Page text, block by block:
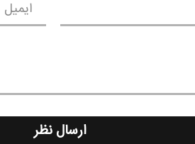
ایمیل
ارسال نظر